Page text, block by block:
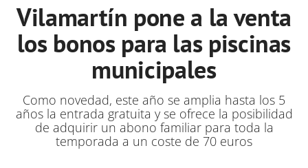
Vilamartín pone a la venta
los bonos para las piscinas
municipales
Como novedad, este año se amplia hasta los 5
años la entrada gratuita y se ofrece la posibilidad
de adquirir un abono familiar para toda la
temporada a un coste de 70 euros